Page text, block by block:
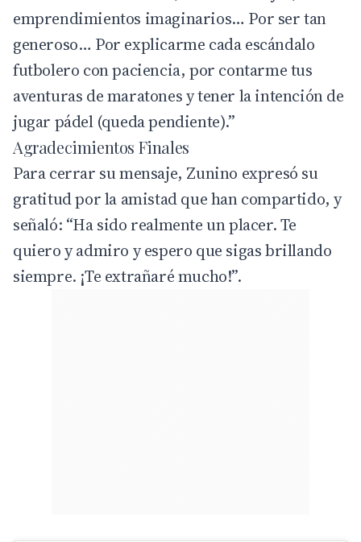
emprendimientos imaginarios… Por ser tan
generoso… Por explicarme cada escándalo
futbolero con paciencia, por contarme tus
aventuras de maratones y tener la intención de
jugar pádel (queda pendiente).”
Agradecimientos Finales
Para cerrar su mensaje, Zunino expresó su
gratitud por la amistad que han compartido, y
señaló: “Ha sido realmente un placer. Te
quiero y admiro y espero que sigas brillando
siempre. ¡Te extrañaré mucho!”.